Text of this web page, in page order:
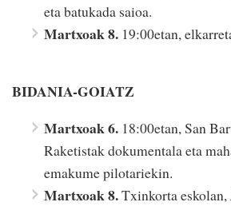
eta batukada saioa.
Martxoak 8. 19:00etan,
BIDANIA-GOIATZ
Martxoak 6. 18:00etan, San
Raketistak dokumentala eta
emakume pilotariekin.
Martxoak 8.Txinkorta eskolan,